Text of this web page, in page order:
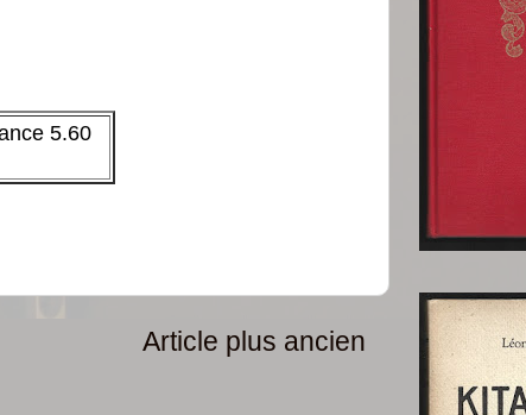
5.60
Article plus ancien